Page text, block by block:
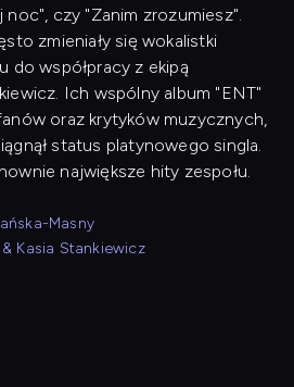
noc", czy "Zanim zrozumiesz".
zmieniały się wokalistki
do współpracy z ekipą
Ich wspólny album "ENT"
oraz krytyków muzycznych,
status platynowego singla.
największe hity zespołu.
Masny
Kasia Stankiewicz